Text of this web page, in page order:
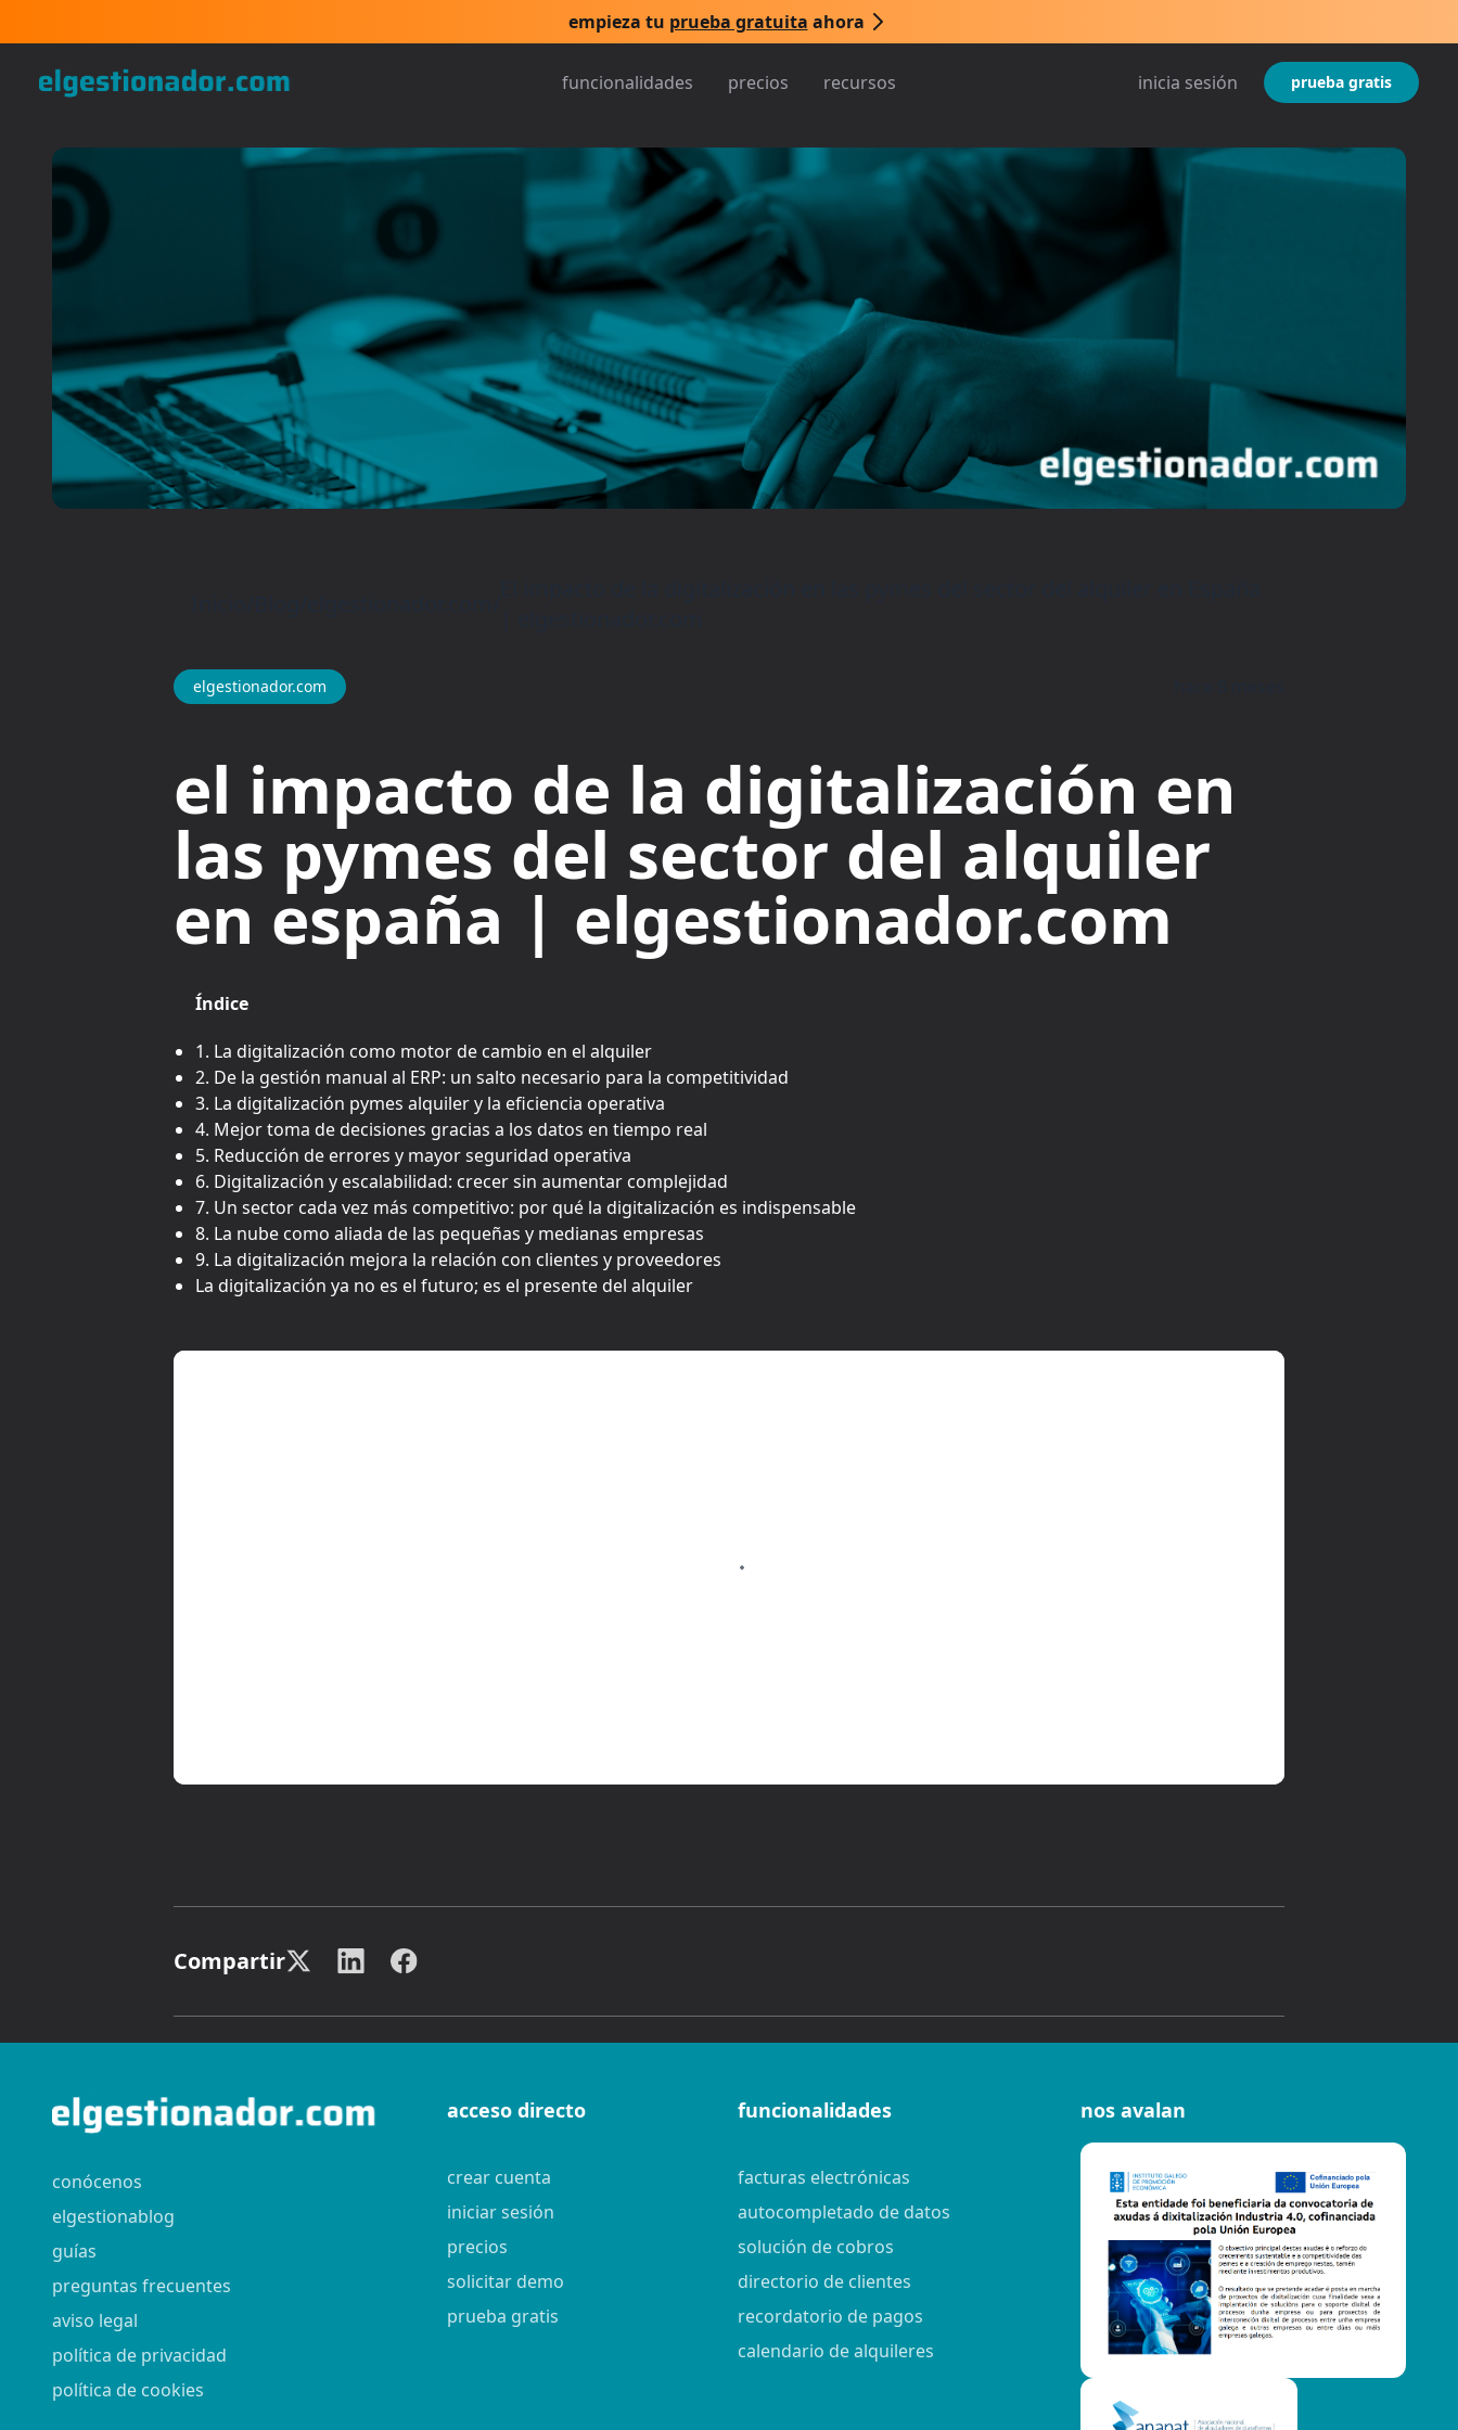
empieza tu prueba gratuita ahora
funcionalidades precios recursos inicia sesión prueba gratis
elgestionador.com
el impacto de la digitalización en
las pymes del sector del alquiler
en españa | elgestionador.com
Índice
1. La digitalización como motor de cambio en el alquiler
2. De la gestión manual al ERP: un salto necesario para la competitividad
3. La digitalización pymes alquiler y la eficiencia operativa
4. Mejor toma de decisiones gracias a los datos en tiempo real
5. Reducción de errores y mayor seguridad operativa
6. Digitalización y escalabilidad: crecer sin aumentar complejidad
7. Un sector cada vez más competitivo: por qué la digitalización es indispensable
8. La nube como aliada de las pequeñas y medianas empresas
9. La digitalización mejora la relación con clientes y proveedores
La digitalización ya no es el futuro; es el presente del alquiler
Compartir
conócenos
elgestionablog
guías
preguntas frecuentes
aviso legal
política de privacidad
política de cookies
acceso directo
crear cuenta
iniciar sesión
precios
solicitar demo
prueba gratis
funcionalidades
facturas electrónicas
autocompletado de datos
solución de cobros
directorio de clientes
recordatorio de pagos
calendario de alquileres
nos avalan